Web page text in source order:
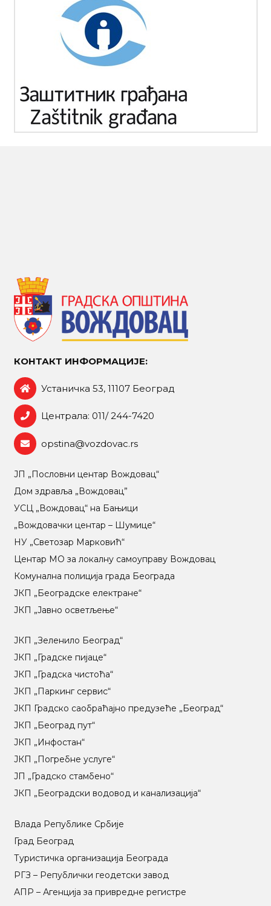
КОНТАКТ ИНФОРМАЦИЈЕ:
Устаничка 53, 11107 Београд
Централа: 011/ 244-7420
opstina@vozdovac.rs
ЈП „Пословни центар Вождовац“
Дом здравља „Вождовац”
УСЦ „Вождовац“ на Бањици
„Вождовачки центар – Шумице“
НУ „Светозар Марковић“
Центар МO за локалну самоуправу Вождовац
Комунална полиција града Београда
ЈКП „Београдске електране“
ЈКП „Јавно осветљење“
ЈКП „Зеленило Београд“
ЈКП „Градске пијаце“
ЈКП „Градска чистоћа“
ЈКП „Паркинг сервис“
ЈКП Градско саобраћајно предузеће „Београд“
ЈКП „Београд пут“
ЈКП „Инфостан“
ЈКП „Погребне услуге“
ЈП „Градско стамбено“
ЈКП „Београдски водовод и канализација“
Влада Републике Србије
Град Београд
Туристичка организација Београда
РГЗ – Републички геодетски завод
АПР – Агенција за привредне регистре